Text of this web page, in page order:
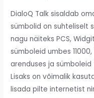
DialoQ Talk sisaldab
sümbolid on suhteliselt
nagu näiteks PCS,
sümboleid umbes
arenduses ja
Lisaks on võimalik
lisada pilte internetist